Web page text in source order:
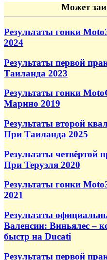
Может
Результаты гонки
2024
Результаты первой
Таиланда 2023
Результаты гонки
Марино 2019
Результаты второй
При Таиланда 2025
Результаты четвёртой
При Теруэля 2020
Результаты гонки
2021
Результаты
Валенсии: Виньялес –
быстр на Ducati
Результаты первой